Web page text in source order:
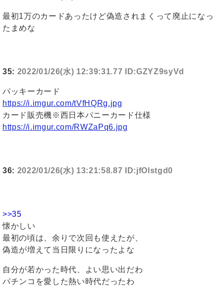
最初1万のカードあったけど偽造されまくって廃止になっ
たまめな
35: 2022/01/26(水) 12:39:31.77 ID:GZYZ9syVd
パッキーカード
https://i.imgur.com/tVfHQRg.jpg
カード販売機※西日本パニーカード仕様
https://i.imgur.com/RWZaPq6.jpg
36: 2022/01/26(水) 13:21:58.87 ID:jfOlstgd0
>>35
懐かしい
最初の頃は、余りで次回も使えたが、
偽造が増えて当日限りになったよな
自分が若かった時代、よい思い出だわ
パチンコを愛した熱い時代だったわ